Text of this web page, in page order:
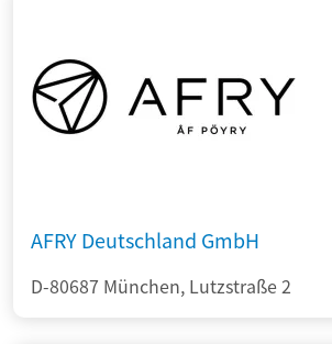
AFRY Deutschland GmbH
D-80687 München, Lutzstraße 2